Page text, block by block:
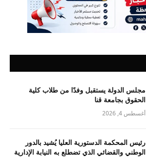
مجلس الدولة يستقبل وفدًا من طلاب كلية
الحقوق بجامعة قنا
أغسطس 4, 2026
رئيس المحكمة الدستورية العليا يُشيد بالدور
الوطني والقضائي الذي تضطلع به النيابة الإدارية